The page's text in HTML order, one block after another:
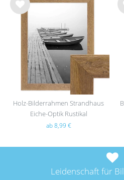
Wu
nsc
hlist
Holz-Bilderrahmen Strandhaus
Eiche-Optik Rustikal
ab 8,99 €
Leidenschaft für